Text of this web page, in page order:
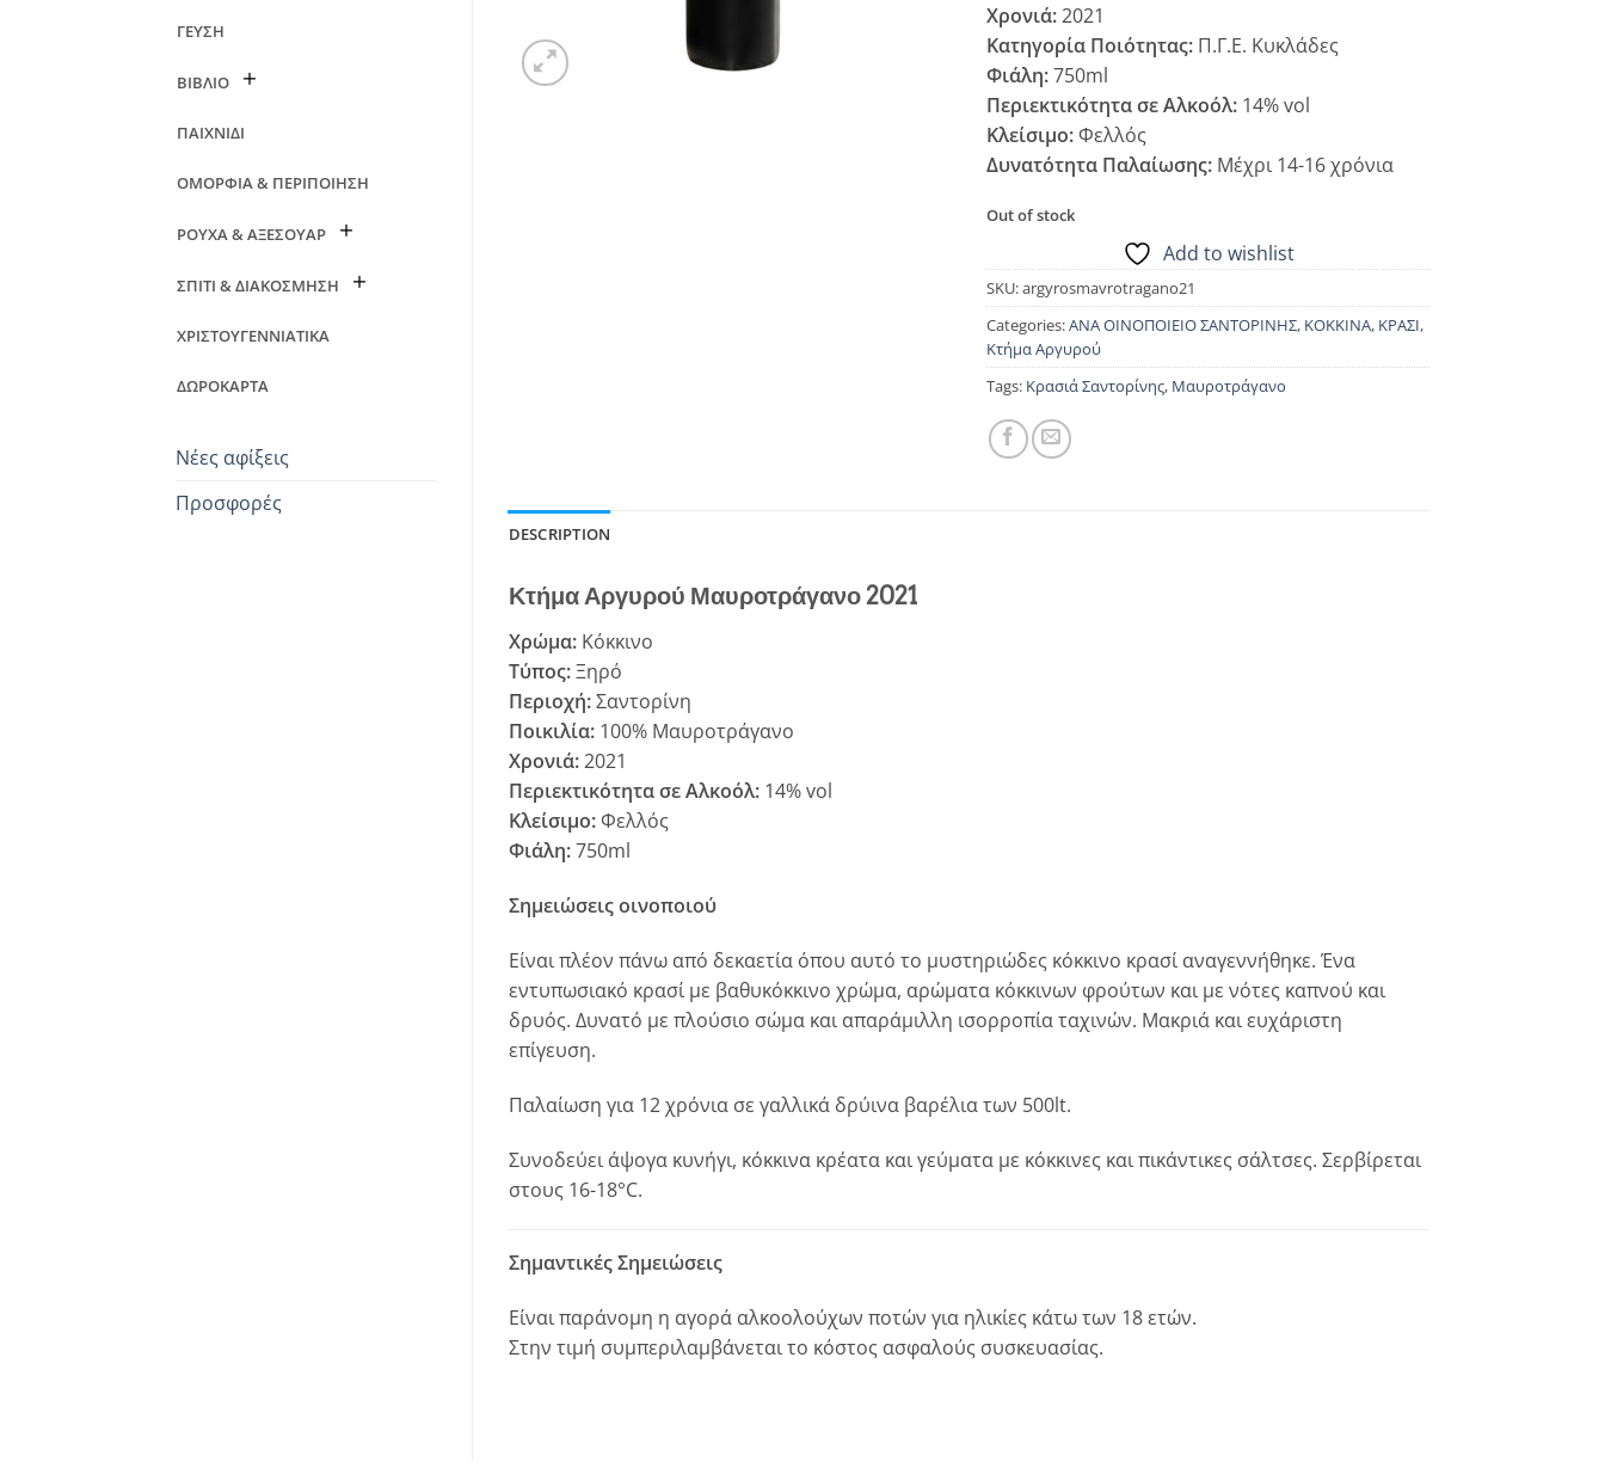
ΓΕΥΣΗ
ΒΙΒΛΙΟ
ΠΑΙΧΝΙΔΙ
ΟΜΟΡΦΙΑ & ΠΕΡΙΠΟΙΗΣΗ
ΡΟΥΧΑ & ΑΞΕΣΟΥΑΡ
ΣΠΙΤΙ & ΔΙΑΚΟΣΜΗΣΗ
ΧΡΙΣΤΟΥΓΕΝΝΙΑΤΙΚΑ
ΔΩΡΟΚΑΡΤΑ
Νέες αφίξεις
Προσφορές
Χρονιά:2021
Κατηγορία Ποιότητας: Π.Γ.Ε. Κυκλάδες
Φιάλη:750ml
Περιεκτικότητα σε Αλκοόλ: 14% vol
Κλείσιμο:Φελλός
Δυνατότητα Παλαίωσης: Μέχρι 14-16 χρόνια
Out of stock
Add to wishlist
SKU:argyrosmavrotragano21
Categories:ΑΝΑ ΟΙΝΟΠΟΙΕΙΟ ΣΑΝΤΟΡΙΝΗΣ, ΚΟΚΚΙΝΑ, ΚΡΑΣΙ,
Κτήμα Αργυρού
Tags: Κρασιά Σαντορίνης, Μαυροτράγανο
DESCRIPTION
Κτήμα Αργυρού Μαυροτράγανο 2021
Χρώμα:Κόκκινο
Τύπος:Ξηρό
Περιοχή:Σαντορίνη
Ποικιλία:100% Μαυροτράγανο
Χρονιά:2021
Περιεκτικότητα σε Αλκοόλ:14% vol
Κλείσιμο:Φελλός
Φιάλη:750ml
Σημειώσεις οινοποιού
Είναι πλέον πάνω από δεκαετία όπου αυτό το μυστηριώδες κόκκινο κρασί αναγεννήθηκε. Ένα
εντυπωσιακό κρασί με βαθυκόκκινο χρώμα, αρώματα κόκκινων φρούτων και με νότες καπνού και
δρυός. Δυνατό με πλούσιο σώμα και απαράμιλλη ισορροπία ταχινών. Μακριά και ευχάριστη
επίγευση.
Παλαίωση για 12 χρόνια σε γαλλικά δρύινα βαρέλια των 500lt.
Συνοδεύει άψογα κυνήγι, κόκκινα κρέατα και γεύματα με κόκκινες και πικάντικες σάλτσες. Σερβίρεται
στους 16-18°C.
Σημαντικές Σημειώσεις
Είναι παράνομη η αγορά αλκοολούχων ποτών για ηλικίες κάτω των 18 ετών.
Στην τιμή συμπεριλαμβάνεται το κόστος ασφαλούς συσκευασίας.